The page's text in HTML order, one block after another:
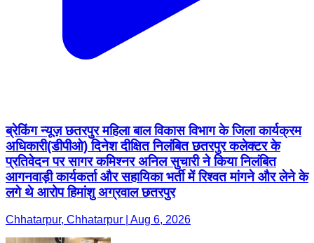
ब्रेकिंग न्यूज़ छतरपुर महिला बाल विकास विभाग के जिला कार्यक्रम
अधिकारी(डीपीओ) दिनेश दीक्षित निलंबित छतरपुर कलेक्टर के
प्रतिवेदन पर सागर कमिश्नर अनिल सुचारी ने किया निलंबित
आगनवाड़ी कार्यकर्ता और सहायिका भर्ती में रिश्वत मांगने और लेने के
लगे थे आरोप हिमांशु अग्रवाल छतरपुर
Chhatarpur, Chhatarpur | Aug 6, 2026